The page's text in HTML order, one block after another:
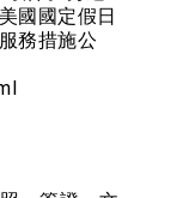
國國定假日
務措施公